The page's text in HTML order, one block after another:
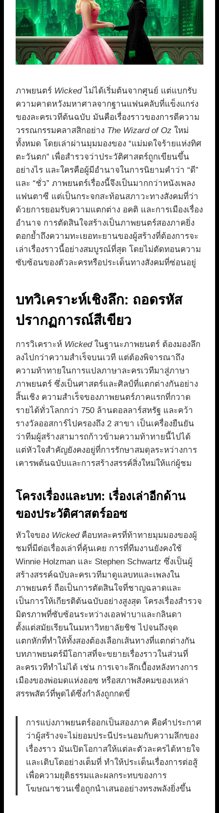
ภาพยนตร์ Wickedไม่ได้เริ่มต้นจากศูนย์ แต่แบกรับ
ความคาดหวังมหาศาลจากฐานแฟนคลับที่แข็งแกร่ง
ของละครเวทีต้นฉบับ มันคือเรื่องราวของการตีความ
วรรณกรรมคลาสสิกอย่าง The Wizard of Oz ใหม่
ทั้งหมด โดยเล่าผ่านมุมมองของ “แม่มดใจร้ายแห่งทิศ
ตะวันตก” เพื่อสำรวจว่าประวัติศาสตร์ถูกเขียนขึ้น
อย่างไร และใครคือผู้มีอำนาจในการนิยามคำว่า “ดี”
และ “ชั่ว” ภาพยนตร์เรื่องนี้จึงเป็นมากกว่าหนังเพลง
แฟนตาซี แต่เป็นกระจกสะท้อนสภาวะทางสังคมที่ว่า
ด้วยการยอมรับความแตกต่าง อคติ และการเมืองเรื่อง
อำนาจ การตัดสินใจสร้างเป็นภาพยนตร์สองภาคยิ่ง
ตอกย้ำถึงความทะเยอทะยานของผู้สร้างที่ต้องการจะ
เล่าเรื่องราวนี้อย่างสมบูรณ์ที่สุด โดยไม่ตัดทอนความ
ซับซ้อนของตัวละครหรือประเด็นทางสังคมที่ซ่อนอยู่
บทวิเคราะห์เชิงลึก: ถอดรหัส
ปรากฏการณ์สีเขียว
การวิเคราะห์ Wickedในฐานะภาพยนตร์ ต้องมองลึก
ลงไปกว่าความสำเร็จบนเวที แต่ต้องพิจารณาถึง
ความท้าทายในการแปลภาษาละครเวทีมาสู่ภาษา
ภาพยนตร์ ซึ่งเป็นศาสตร์และศิลป์ที่แตกต่างกันอย่าง
สิ้นเชิง ความสำเร็จของภาพยนตร์ภาคแรกที่กวาด
รายได้ทั่วโลกกว่า 750 ล้านดอลลาร์สหรัฐ และคว้า
รางวัลออสการ์ไปครองถึง 2 สาขา เป็นเครื่องยืนยัน
ว่าทีมผู้สร้างสามารถก้าวข้ามความท้าทายนี้ไปได้
แต่หัวใจสำคัญยังคงอยู่ที่การรักษาสมดุลระหว่างการ
เคารพต้นฉบับและการสร้างสรรค์สิ่งใหม่ให้แก่ผู้ชม
โครงเรื่องและบท: เรื่องเล่าอีกด้าน
ของประวัติศาสตร์ออซ
หัวใจของ Wickedคือบทละครที่ท้าทายมุมมองของผู้
ชมที่มีต่อเรื่องเล่าที่คุ้นเคย การที่ทีมงานยังคงใช้
Winnie Holzman และ Stephen Schwartz ซึ่งเป็นผู้
สร้างสรรค์ฉบับละครเวทีมาดูแลบทและเพลงใน
ภาพยนตร์ ถือเป็นการตัดสินใจที่ชาญฉลาดและ
เป็นการให้เกียรติต้นฉบับอย่างสูงสุด โครงเรื่องสำรวจ
มิตรภาพที่ซับซ้อนระหว่างเอลฟาบาและกลินดา
ตั้งแต่สมัยเรียนในมหาวิทยาลัยชิซ ไปจนถึงจุด
แตกหักที่ทำให้ทั้งสองต้องเลือกเส้นทางที่แตกต่างกัน
บทภาพยนตร์มีโอกาสที่จะขยายเรื่องราวในส่วนที่
ละครเวทีทำไม่ได้ เช่น การเจาะลึกเบื้องหลังทางการ
เมืองของพ่อมดแห่งออซ หรือสภาพสังคมของเหล่า
สรรพสัตว์ที่พูดได้ซึ่งกำลังถูกกดขี่
การแบ่งภาพยนตร์ออกเป็นสองภาค คือคำประกาศ
ว่าผู้สร้างจะไม่ยอมประนีประนอมกับความลึกของ
เรื่องราว มันเปิดโอกาสให้แต่ละตัวละครได้หายใจ
และเติบโตอย่างเต็มที่ ทำให้ประเด็นเรื่องการต่อสู้
เพื่อความยุติธรรมและผลกระทบของการ
โฆษณาชวนเชื่อถูกนำเสนออย่างทรงพลังยิ่งขึ้น